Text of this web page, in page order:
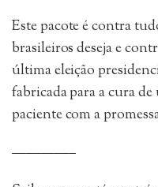
Este pacote é contra
brasileiros deseja e
última eleição
fabricada para a cura
paciente com a
————–